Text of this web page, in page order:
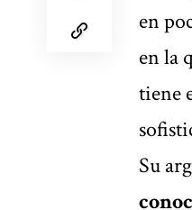
en
en la
tiene
Su